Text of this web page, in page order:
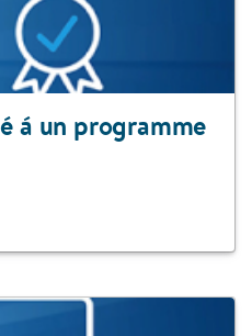
á un programme